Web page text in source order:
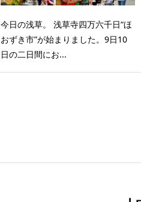
今日の浅草。 浅草寺四万六千日“ほ
おずき市”が始まりました。9日10
日の二日間にお...